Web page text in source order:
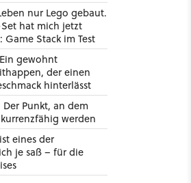
nur Lego gebaut.
hat mich jetzt
Stack im Test
gewohnt
der einen
hinterlässt
Der Punkt, an dem
werden
eines der
je saß – für die